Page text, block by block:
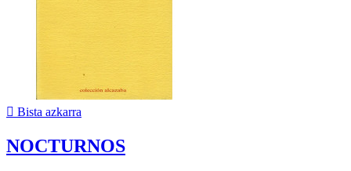
 Bista azkarra
NOCTURNOS